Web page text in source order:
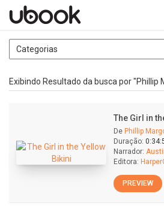
Exibindo Resultado da busca por "Phillip
The Girl in
De Phillip
Duração:
Narrador:
Editora:
PREVIEW